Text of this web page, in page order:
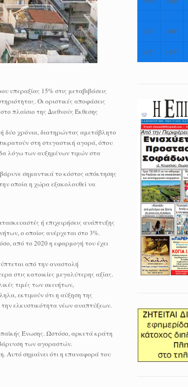
υπεραξίας 15% στις μεταβιβάσεις
Οι οριστικές αποφάσεις
πλαίσιο της Διεθνούς Έκθεσης
δύο χρόνια, διατηρώντας αμετάβλητο
στη στεγαστική αγορά, όπου
λόγω των αυξημένων τιμών στα
σημαντικά το κόστος απόκτησης
οποία η χώρα εξακολουθεί να
ή επιχειρήσεις ανάπτυξης
ο οποίος ανέρχεται στο 3%.
από το 2020 η εφαρμογή του έχει
από την αναστολή
στις κατοικίες μεγαλύτερης αξίας.
τιμές των ακινήτων,
εκτιμούν ότι η αύξηση της
την ελκυστικότητα νέων αναπτύξεων.
Ένωσης. Ωστόσο, αρκετά κράτη
των αγοραστών.
Αυτό σημαίνει ότι η επαναφορά του
+37° +40°
+25° +25°